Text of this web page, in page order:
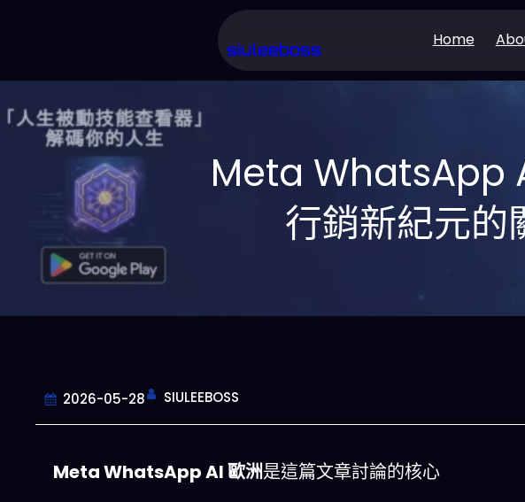
主
要
siuleeboss Home
Meta WhatsApp
行銷新紀元
2026-05-28 SIULEEBOSS
Meta WhatsApp AI 歐洲是這篇文章討論的核心